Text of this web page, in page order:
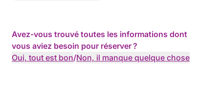
Avez-vous trouvé toutes les informations dont
vous aviez besoin pour réserver ?
Oui, tout est bon/Non, il manque quelque chose